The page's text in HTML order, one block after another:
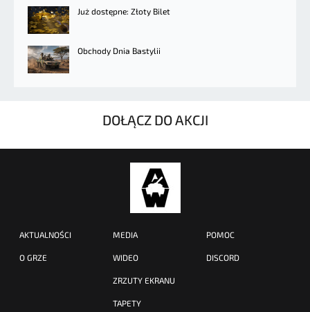
Już dostępne: Złoty Bilet
Obchody Dnia Bastylii
DOŁĄCZ DO AKCJI
AKTUALNOŚCI
O GRZE
MEDIA
WIDEO
ZRZUTY EKRANU
TAPETY
POMOC
DISCORD